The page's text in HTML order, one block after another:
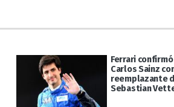
Ferrari confirmó
Carlos Sainz
reemplazante
Sebastian